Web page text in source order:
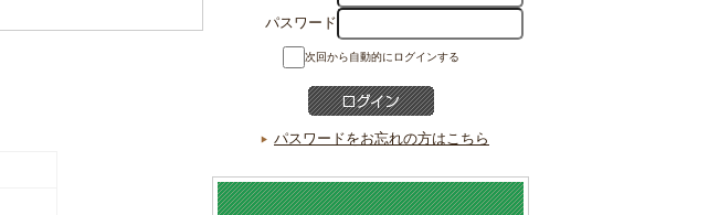
パスワード
次回から自動的にログインする
パスワードをお忘れの方はこちら